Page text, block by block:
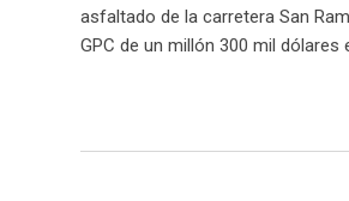
asfaltado de la carretera San
GPC de un millón 300 mil